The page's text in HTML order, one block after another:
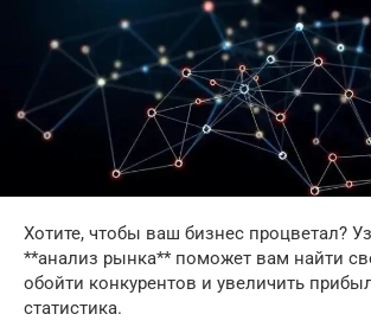
Хотите, чтобы ваш бизнес процветал?
**анализ рынка** поможет вам найти
обойти конкурентов и увеличить
статистика.